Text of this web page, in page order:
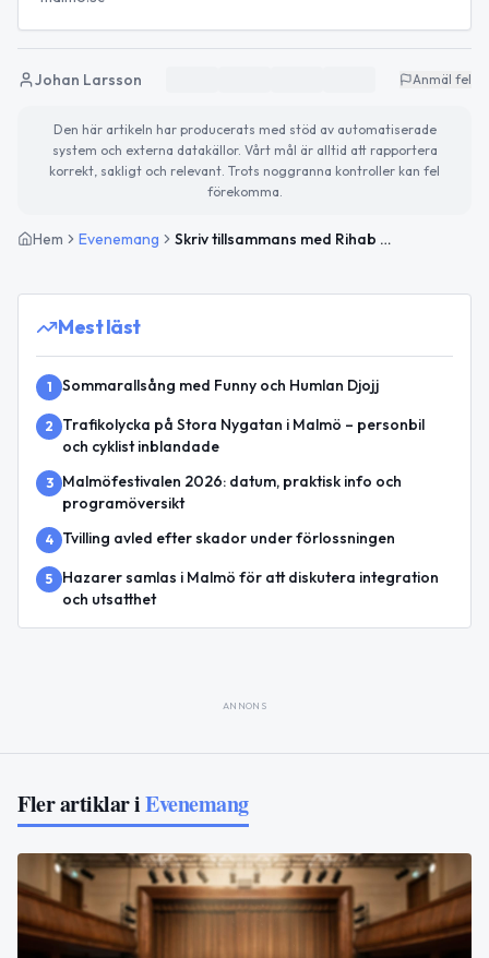
Johan Larsson Anmäl fel
Den här artikeln har producerats med stöd av automatiserade
system och externa datakällor. Vårt mål är alltid att rapportera
korrekt, sakligt och relevant. Trots noggranna kontroller kan fel
förekomma.
Hem Evenemang Skriv tillsammans med Rihab Garci i Lindängen
Mest läst
1 Sommarallsång med Funny och Humlan Djojj
2
Trafikolycka på Stora Nygatan i Malmö – personbil
och cyklist inblandade
3
Malmöfestivalen 2026: datum, praktisk info och
programöversikt
4 Tvilling avled efter skador under förlossningen
5
Hazarer samlas i Malmö för att diskutera integration
och utsatthet
ANNONS
Fler artiklar iEvenemang